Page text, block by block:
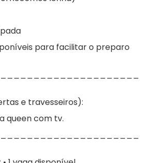
para facilitar o preparo
e travesseiros):
queen com tv.